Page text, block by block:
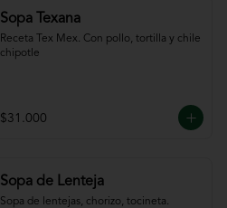
Sopa Texana
Receta Tex Mex. Con pollo, tortilla y chile
chipotle
$31.000
Sopa de Lenteja
Sopa de lentejas, chorizo, tocineta.